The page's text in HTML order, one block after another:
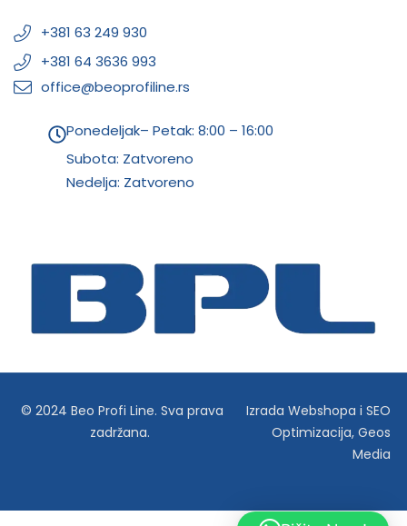
+381 63 249 930
+381 64 3636 993
office@beoprofiline.rs
Ponedeljak– Petak: 8:00 – 16:00
Subota: Zatvoreno
Nedelja: Zatvoreno
© 2024 Beo Profi Line. Sva prava
zadržana.
Izrada Webshopa iSEO
Optimizacija,Geos
Media